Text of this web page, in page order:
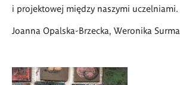
i projektowej między naszymi uczelniami.
Joanna Opalska-Brzecka, Weronika Surma